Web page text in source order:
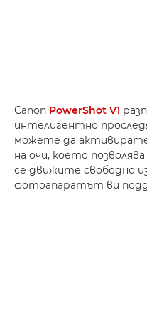
Canon PowerShot V1
интелигентно
можете да активирате
на очи, което
се движите свободно
фотоапаратът ви